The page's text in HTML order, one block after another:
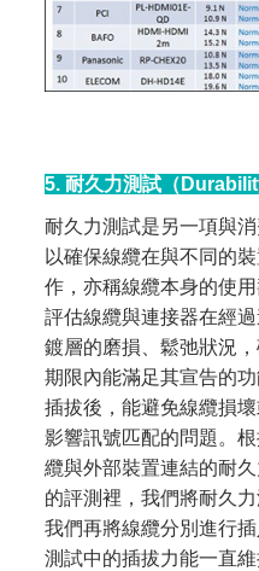
5. 耐久力測試（
耐久力測試是另一項與
以確保線纜在與不同的
作，亦稱線纜本身的使
評估線纜與連接器在經
鍍層的磨損、鬆弛狀況
期限內能滿足其宣告的
插拔後，能避免線纜損
影響訊號匹配的問題。
纜與外部裝置連結的耐
的評測裡，我們將耐久
我們再將線纜分別進行
測試中的插拔力能一直